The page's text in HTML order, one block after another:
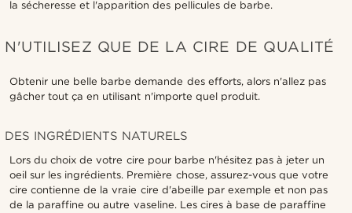
la sécheresse et l'apparition des pellicules de barbe.
N'UTILISEZ QUE DE LA CIRE DE QUALITÉ
Obtenir une belle barbe demande des efforts, alors n'allez pas
gâcher tout ça en utilisant n'importe quel produit.
DES INGRÉDIENTS NATURELS
Lors du choix de votre cire pour barbe n'hésitez pas à jeter un
oeil sur les ingrédients. Première chose, assurez-vous que votre
cire contienne de la vraie cire d'abeille par exemple et non pas
de la paraffine ou autre vaseline. Les cires à base de paraffine